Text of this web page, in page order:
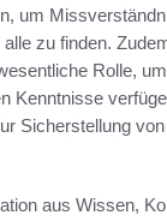
um
zu finden.
Rolle,
Kenntnisse
Sicherstellung
aus Wissen,